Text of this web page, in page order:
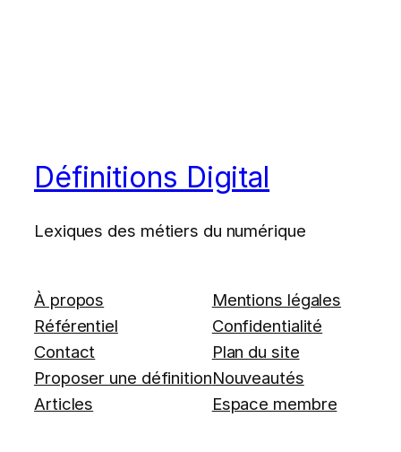
Définitions Digital
Lexiques des métiers du numérique
À propos
Référentiel
Contact
Proposer une définition
Articles
Mentions légales
Confidentialité
Plan du site
Nouveautés
Espace membre